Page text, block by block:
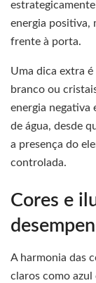
energia positiva,
frente à porta.
Uma dica extra
branco ou
energia negativa
de água, desde
a presença do
controlada.
Cores e
A harmonia das
claros como azul